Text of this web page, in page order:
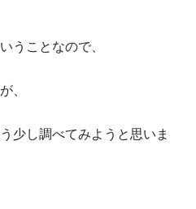
うことなので、
、
少し調べてみようと思いま